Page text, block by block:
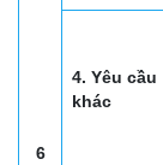
6
4. Yêu cầu
khác